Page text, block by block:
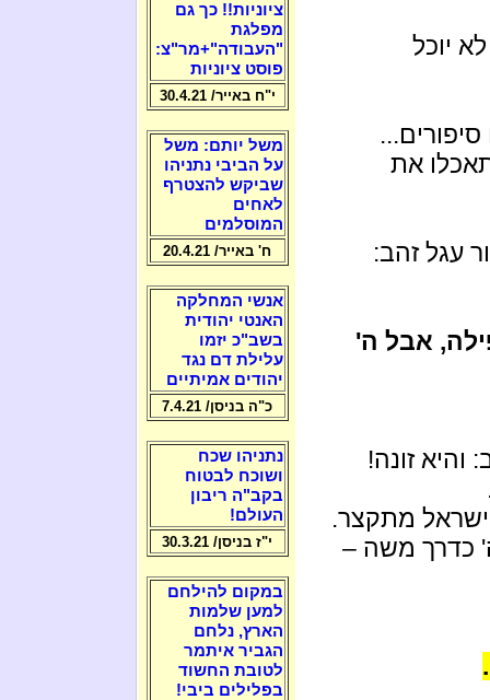
יוכל
סיפורים...
את
עגל זהב:
אבל ה'
זונה!
מתקצר.
כדרך משה –
ציוניות!! כך גם
מפלגת
"העבודה"+מר"צ:
פוסט ציוניות
י"ח באייר/ 30.4.21
משל יותם: משל
על הביבי נתניהו
שביקש להצטרף
לאחים
המוסלמים
ח' באייר/ 20.4.21
אנשי המחלקה
האנטי יהודית
בשב"כ יזמו
עלילת דם נגד
יהודים אמיתיים
כ"ה בניסן/ 7.4.21
נתניהו שכח
ושוכח לבטוח
בקב"ה ריבון
העולם!
י"ז בניסן/ 30.3.21
במקום להילחם
למען שלמות
הארץ, נלחם
הגביר איתמר
לטובת החשוד
בפלילים ביבי!